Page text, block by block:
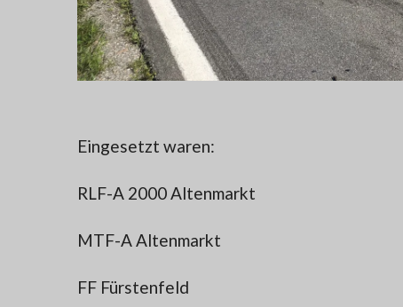
Eingesetzt waren:
RLF-A 2000 Altenmarkt
MTF-A Altenmarkt
FF Fürstenfeld